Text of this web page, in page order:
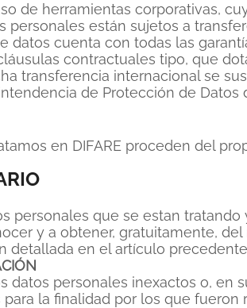
de herramientas corporativas,
personales están sujetos a
datos cuenta con todas las
contractuales tipo, que
transferencia internacional se
de Protección de Datos
en DIFARE proceden del
personales que se estan
y a obtener, gratuitamente,
detallada en el artículo
datos personales inexactos o, en
la finalidad por los que fueron